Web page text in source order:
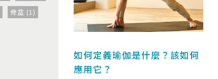
骨盆 (1)
如何定義瑜伽是什麼？該如何
應用它？